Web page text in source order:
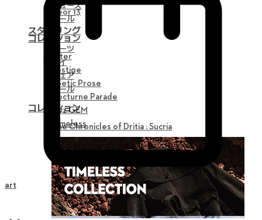
Neor 13
スタイリング
パーツ
アイ
ウェア
ツール
コレクション
The Chronicles of Dritia : Sucria
シューズ
ツール
コレクション
Alter
Vestige
Poetic Prose
Nocturne Parade
Myz GEM
Timeless